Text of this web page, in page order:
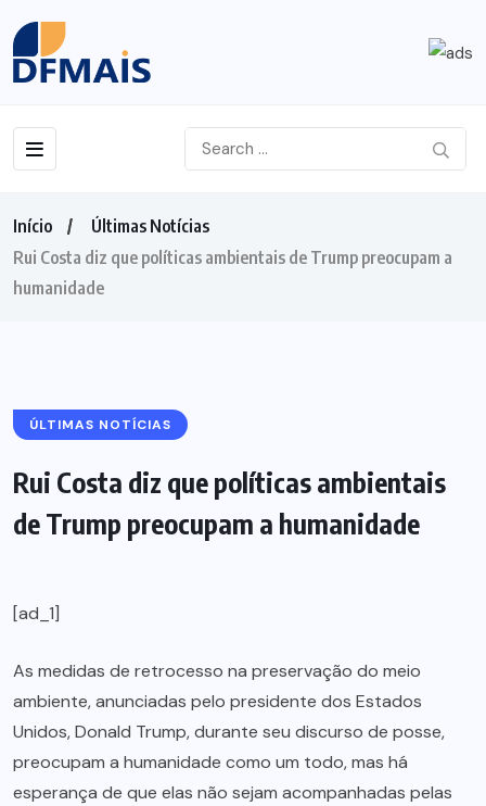
Início
Últimas Notícias
Rui Costa diz que políticas ambientais de Trump preocupam a
humanidade
ÚLTIMAS NOTÍCIAS
Rui Costa diz que políticas ambientais
de Trump preocupam a humanidade
[ad_1]
As medidas de retrocesso na preservação do meio
ambiente, anunciadas pelo presidente dos Estados
Unidos, Donald Trump, durante seu discurso de posse,
preocupam a humanidade como um todo, mas há
esperança de que elas não sejam acompanhadas pelas